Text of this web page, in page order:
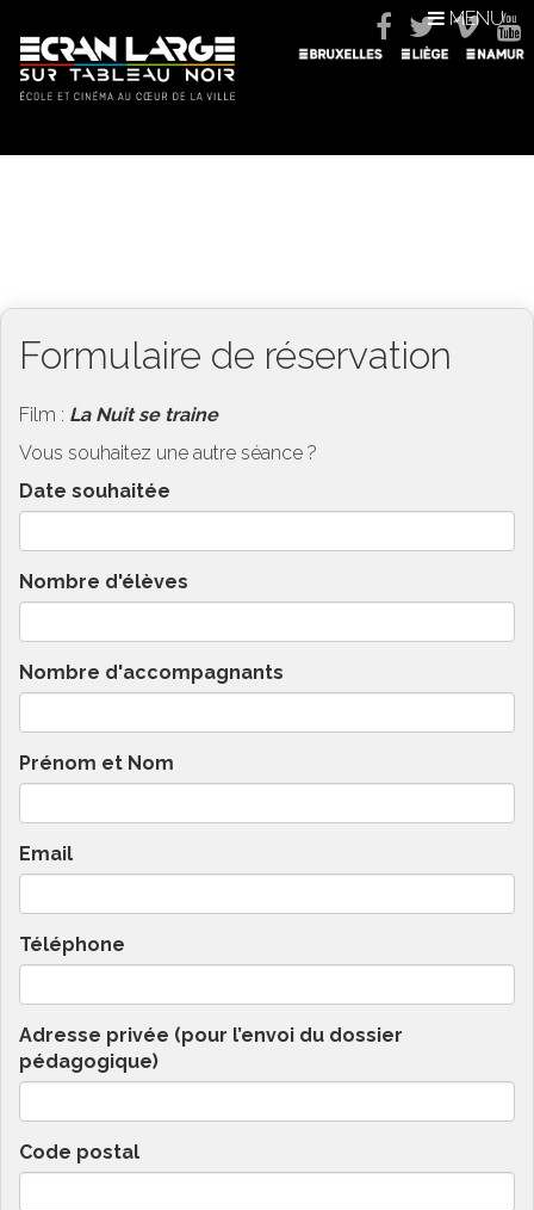
MENU
Formulaire de réservation
Film : La Nuit se traine
Vous souhaitez une autre séance ?
Date souhaitée
Nombre d'élèves
Nombre d'accompagnants
Prénom et Nom
Email
Téléphone
Adresse privée (pour l’envoi du dossier
pédagogique)
Code postal